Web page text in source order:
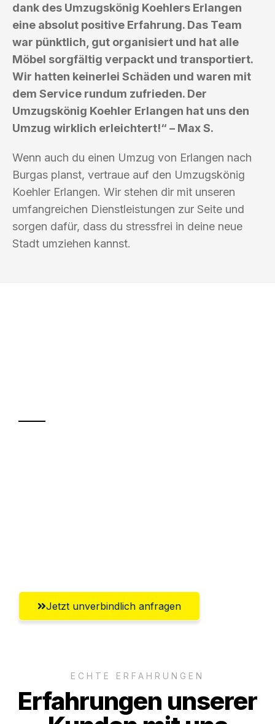
dank des Umzugskönig Koehlers Erlangen
eine absolut positive Erfahrung. Das Team
war pünktlich, gut organisiert und hat alle
Möbel sorgfältig verpackt und transportiert.
Wir hatten keinerlei Schäden und waren mit
dem Service rundum zufrieden. Der
Umzugskönig Koehler Erlangen hat uns den
Umzug wirklich erleichtert!“ – Max S.
Wenn auch du einen Umzug von Erlangen nach
Burgas planst, vertraue auf den Umzugskönig
Koehler Erlangen. Wir stehen dir mit unseren
umfangreichen Dienstleistungen zur Seite und
sorgen dafür, dass du stressfrei in deine neue
Stadt umziehen kannst.
Jetzt unverbindlich anfragen
ECHTE ERFAHRUNGEN
Erfahrungen unserer